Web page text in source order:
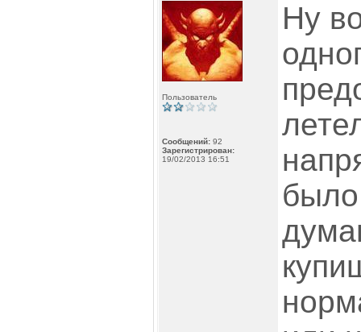
Пользователь
Сообщений: 92
Зарегистрирован:
19/02/2013 16:51
Ну